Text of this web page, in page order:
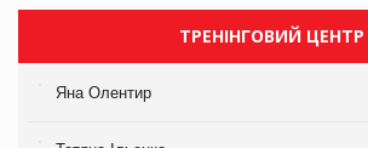
ТРЕНІНГОВИЙ ЦЕНТР
Яна Олентир